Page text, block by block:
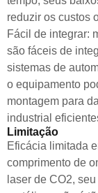
reduzir os custos
Fácil de integrar:
são fáceis de
sistemas de
o equipamento
montagem para
industrial
Limitação
Eficácia limitada
comprimento de
laser de CO2,